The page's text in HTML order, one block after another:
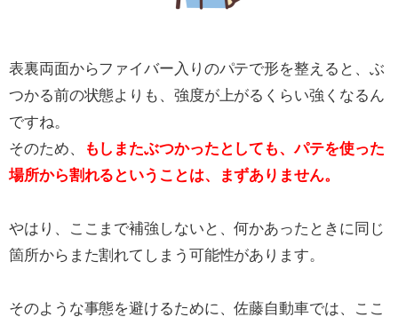
表裏両面からファイバー入りのパテで形を整えると、ぶ
つかる前の状態よりも、強度が上がるくらい強くなるん
ですね。
そのため、
もしまたぶつかったとしても、パテを使った
場所から割れるということは、まずありません。
やはり、ここまで補強しないと、何かあったときに同じ
箇所からまた割れてしまう可能性があります。
そのような事態を避けるために、佐藤自動車では、ここ